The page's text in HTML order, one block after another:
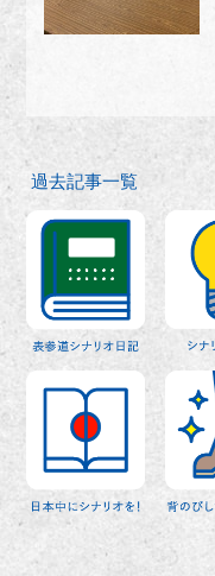
過去記事一覧